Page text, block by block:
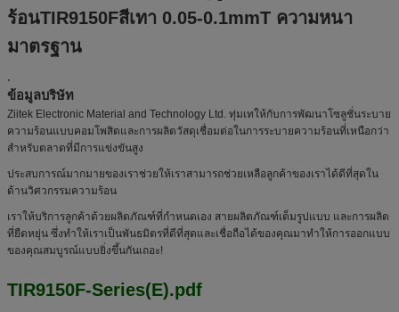
ร้อนTIR9150Fสีเทา 0.05-0.1mmT ความหนา
มาตรฐาน
.
ข้อมูลบริษัท
Ziitek Electronic Material and Technology Ltd. ทุ่มเทให้กับการพัฒนาโซลูชั่นระบาย
ความร้อนแบบคอมโพสิตและการผลิตวัสดุเชื่อมต่อในการระบายความร้อนที่เหนือกว่า
สำหรับตลาดที่มีการแข่งขันสูง
ประสบการณ์มากมายของเราช่วยให้เราสามารถช่วยเหลือลูกค้าของเราได้ดีที่สุดใน
ด้านวิศวกรรมความร้อน
เราให้บริการลูกค้าด้วยผลิตภัณฑ์ที่กำหนดเอง สายผลิตภัณฑ์เต็มรูปแบบ และการผลิต
ที่ยืดหยุ่น ซึ่งทำให้เราเป็นพันธมิตรที่ดีที่สุดและเชื่อถือได้ของคุณมาทำให้การออกแบบ
ของคุณสมบูรณ์แบบยิ่งขึ้นกันเถอะ!
TIR9150F-Series(E).pdf